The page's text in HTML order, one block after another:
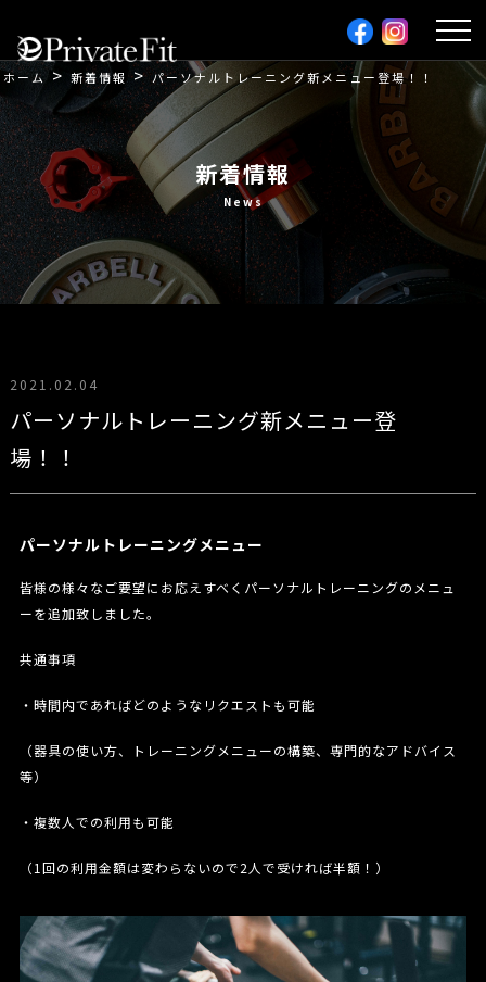
お問い合わせ
ホーム >新着情報>パーソナルトレーニング新メニュー登場！！
新着情報
News
パーソナルトレーニング新メニュー登
場！！
2021.02.04
パーソナルトレーニングメニュー
皆様の様々なご要望にお応えすべくパーソナルトレーニングのメニュ
ーを追加致しました。
共通事項
・時間内であればどのようなリクエストも可能
（器具の使い方、トレーニングメニューの構築、専門的なアドバイス
等）
・複数人での利用も可能
（1回の利用金額は変わらないので2人で受ければ半額！）